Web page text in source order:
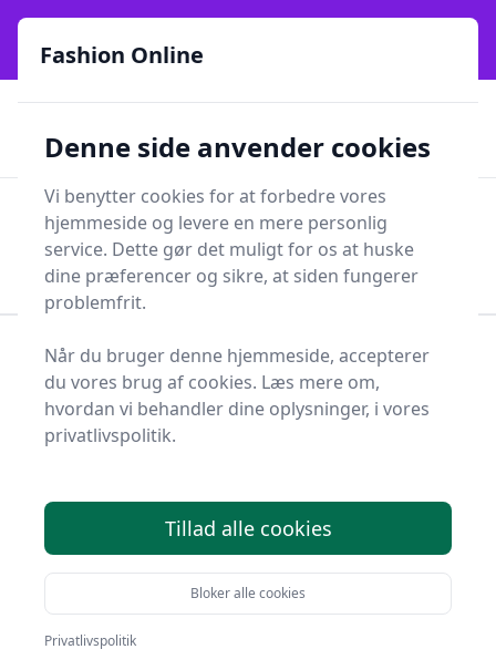
Fashion Online - Din genvej til stil, trends og smarte fund
online siden 2017
Lynhurtig levering ⭐⭐⭐⭐⭐✨981 forskellige produkttyper
Fashion Online
Søg
Forside Sundhed og skønhed
Sundhedspleje
Førstehjælp
Førstehjælpskit
Bedste førstehjælpskits
Find de bedste førstehjælpskits på Fashion Online! Vi
har udvalgt 17 top-produkter, så du er sikret kvalitet
og værdi.
Så uanset om du vægter høj kvalitet, allerede har en
Fashion Online
Denne side anvender cookies
Vi benytter cookies for at forbedre vores
hjemmeside og levere en mere personlig
service. Dette gør det muligt for os at huske
dine præferencer og sikre, at siden fungerer
problemfrit.
Når du bruger denne hjemmeside, accepterer
du vores brug af cookies. Læs mere om,
hvordan vi behandler dine oplysninger, i vores
privatlivspolitik.
Tillad alle cookies
Bloker alle cookies
Privatlivspolitik